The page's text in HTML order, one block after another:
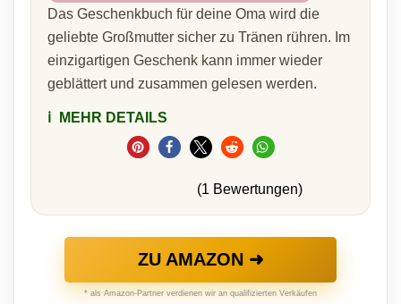
Das Geschenkbuch für deine Oma wird die
geliebte Großmutter sicher zu Tränen rühren. Im
einzigartigen Geschenk kann immer wieder
geblättert und zusammen gelesen werden.
ℹ️ MEHR DETAILS
(1 Bewertungen)
ZU AMAZON ➜
* als Amazon-Partner verdienen wir an qualifizierten Verkäufen